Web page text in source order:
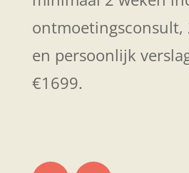
ontmoetingsconsult,
en persoonlijk
€1699.